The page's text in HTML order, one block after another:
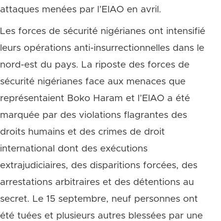
attaques menées par l’EIAO en avril.
Les forces de sécurité nigérianes ont intensifié
leurs opérations anti-insurrectionnelles dans le
nord-est du pays. La riposte des forces de
sécurité nigérianes face aux menaces que
représentaient Boko Haram et l’EIAO a été
marquée par des violations flagrantes des
droits humains et des crimes de droit
international dont des exécutions
extrajudiciaires, des disparitions forcées, des
arrestations arbitraires et des détentions au
secret. Le 15 septembre, neuf personnes ont
été tuées et plusieurs autres blessées par une